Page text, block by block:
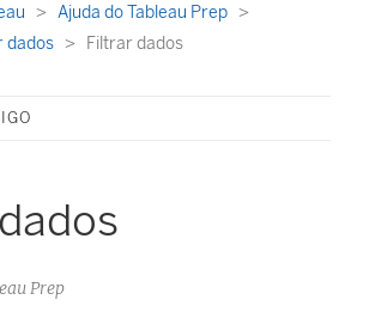
Ajuda do Tableau Prep
dados
Filtrar dados
Prep